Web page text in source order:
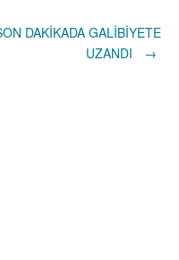
DAKİKADA GALİBİYETE
UZANDI
→